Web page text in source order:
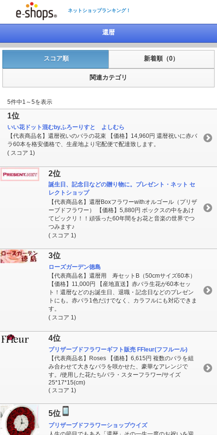
ネットショップランキング！
還暦
スコア順 新着順（0）
関連カテゴリ
5件中1～5を表示
1位
いい花ドット混むbyふろーりすと よしむら
【代表商品名】還暦祝いのバラの花束 【価格】14,960円 還暦祝いに赤バ
ラ60本を格安価格で、生産地より宅配便で配達致します。
( スコア 1)
2位
誕生日、記念日などの贈り物に。プレゼント・ネット セ
レクトショップ
【代表商品名】還暦Boxフラワーwithオルゴール（プリザ
ーブドフラワー） 【価格】5,880円 ボックスの中をあけ
てビックリ！！頑張った60年間をお花と音楽の世界でつ
つみます♪
( スコア 1)
3位
ローズガーデン徳島
【代表商品名】還暦用 寿セットB（50cmサイズ60本）
【価格】11,000円 【産地直送】赤バラ生花が60本セッ
ト！還暦などのお誕生日、退職・記念日などのプレゼン
トにも。赤バラ1色だけでなく、カラフルにも対応できま
す。
( スコア 1)
4位
プリザーブドフラワーギフト販売 FFleur(フフルール)
【代表商品名】Roses 【価格】6,615円 複数のバラを組
み合わせて大きなバラを咲かせた、豪華なアレンジで
す。/使用した花たち/バラ・スターフラワー/サイズ
25*17*15(cm)
( スコア 1)
5位
プリザーブドフラワーショップウイズ